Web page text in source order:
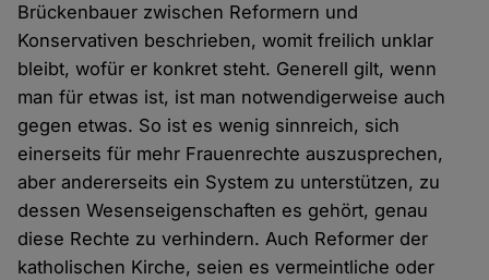
Brückenbauer zwischen Reformern und
Konservativen beschrieben, womit freilich unklar
bleibt, wofür er konkret steht. Generell gilt, wenn
man für etwas ist, ist man notwendigerweise auch
gegen etwas. So ist es wenig sinnreich, sich
einerseits für mehr Frauenrechte auszusprechen,
aber andererseits ein System zu unterstützen, zu
dessen Wesenseigenschaften es gehört, genau
diese Rechte zu verhindern. Auch Reformer der
katholischen Kirche, seien es vermeintliche oder